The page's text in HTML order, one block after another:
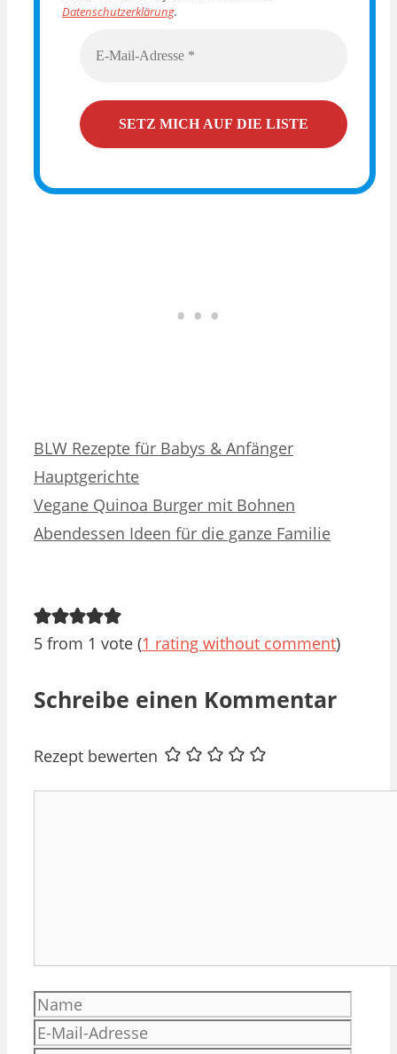
Datenschutzerklärung.
Kategorien
BLW Rezepte für Babys & AnfängerSchlagwörter
Hauptgerichte
Vegane Quinoa Burger mit Bohnen
Abendessen Ideen für die ganze Familie
5 from 1 vote (1 rating without comment)
Schreibe einen Kommentar
Rezept bewerten
Name